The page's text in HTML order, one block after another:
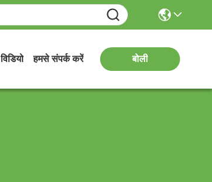
विडियो हमसे संपर्क करें बोली